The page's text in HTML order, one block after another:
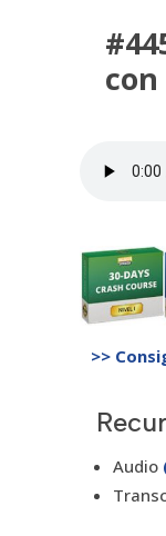
con
>>
Audio